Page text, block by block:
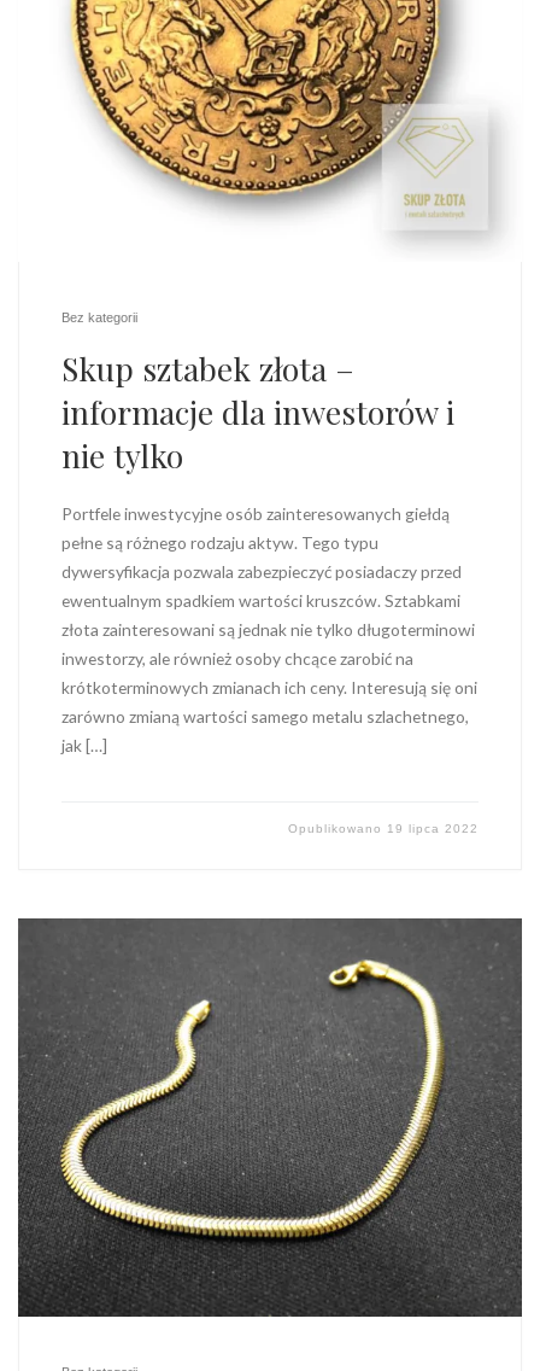
Bez kategorii
Skup sztabek złota –
informacje dla inwestorów i
nie tylko
Portfele inwestycyjne osób zainteresowanych giełdą
pełne są różnego rodzaju aktyw. Tego typu
dywersyfikacja pozwala zabezpieczyć posiadaczy przed
ewentualnym spadkiem wartości kruszców. Sztabkami
złota zainteresowani są jednak nie tylko długoterminowi
inwestorzy, ale również osoby chcące zarobić na
krótkoterminowych zmianach ich ceny. Interesują się oni
zarówno zmianą wartości samego metalu szlachetnego,
jak […]
Opublikowano 19 lipca 2022